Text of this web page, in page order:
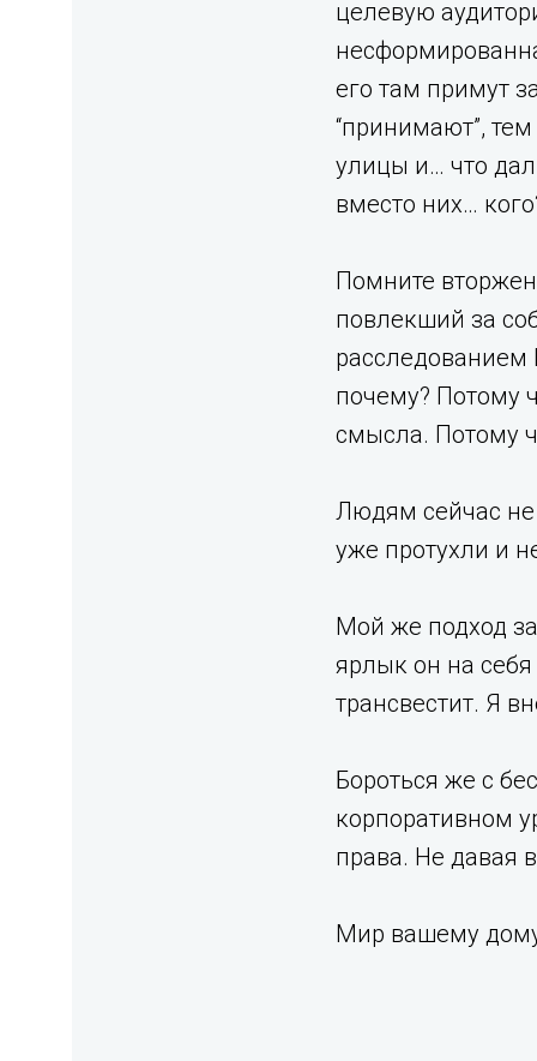
целевую
его там примут
“принимают”,
улицы и… что
вместо них…
Помните
повлекший за
расследованием
почему? Потому
смысла. Потому
Людям сейчас
уже протухли и
Мой же подход
ярлык он на
трансвестит. Я
Бороться же с
корпоративном
права. Не давая
Мир вашему